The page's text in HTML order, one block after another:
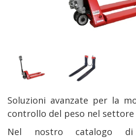
Soluzioni avanzate per la
controllo del peso nel
Nel nostro catalogo di